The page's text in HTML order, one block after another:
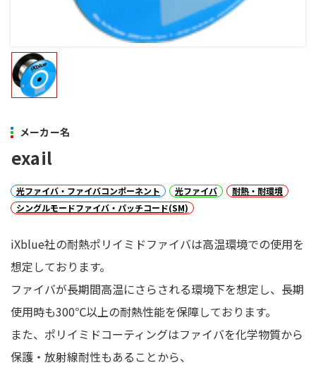
メーカー名
exail
光ファイバ・ファイバコンポーネント 光ファイバ
耐熱・耐環境
シングルモードファイバ・パッチコード(SM)
iXblue社の耐熱ポリイミドファイバは高温環境での使用を
想定しております。
ファイバが長期間高温にさらされる環境下を想定し、長期
使用時も300℃以上の耐熱性能を保障しております。
また、ポリイミドコーティングはファイバを化学物質から
保護・放射線耐性もあることから、